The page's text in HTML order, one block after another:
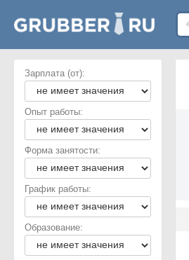
Зарплата (от):
Опыт работы:
Форма занятости:
График работы:
Образование: